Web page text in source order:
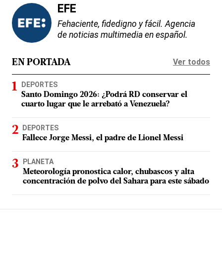
EFE
Fehaciente, fidedigno y fácil. Agencia
de noticias multimedia en español.
EN PORTADA Ver todos
DEPORTES
Santo Domingo 2026: ¿Podrá RD conservar el
cuarto lugar que le arrebató a Venezuela?
DEPORTES
Fallece Jorge Messi, el padre de Lionel Messi
PLANETA
Meteorología pronostica calor, chubascos y alta
concentración de polvo del Sahara para este sábado